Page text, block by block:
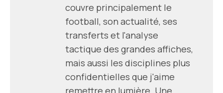
couvre principalement le
football, son actualité, ses
transferts et l'analyse
tactique des grandes affiches,
mais aussi les disciplines plus
confidentielles que j'aime
remettre en lumière. Une